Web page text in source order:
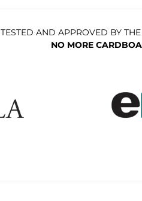
TESTED AND APPROVED BY
NO MORE